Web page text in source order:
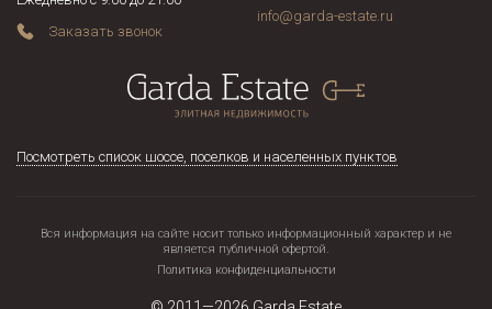
Заказать звонок
info@garda-estate.ru
Посмотреть список шоссе, поселков и населенных пунктов
Вся информация на сайте носит только информационный характер и не
является публичной офертой.
Политика конфиденциальности